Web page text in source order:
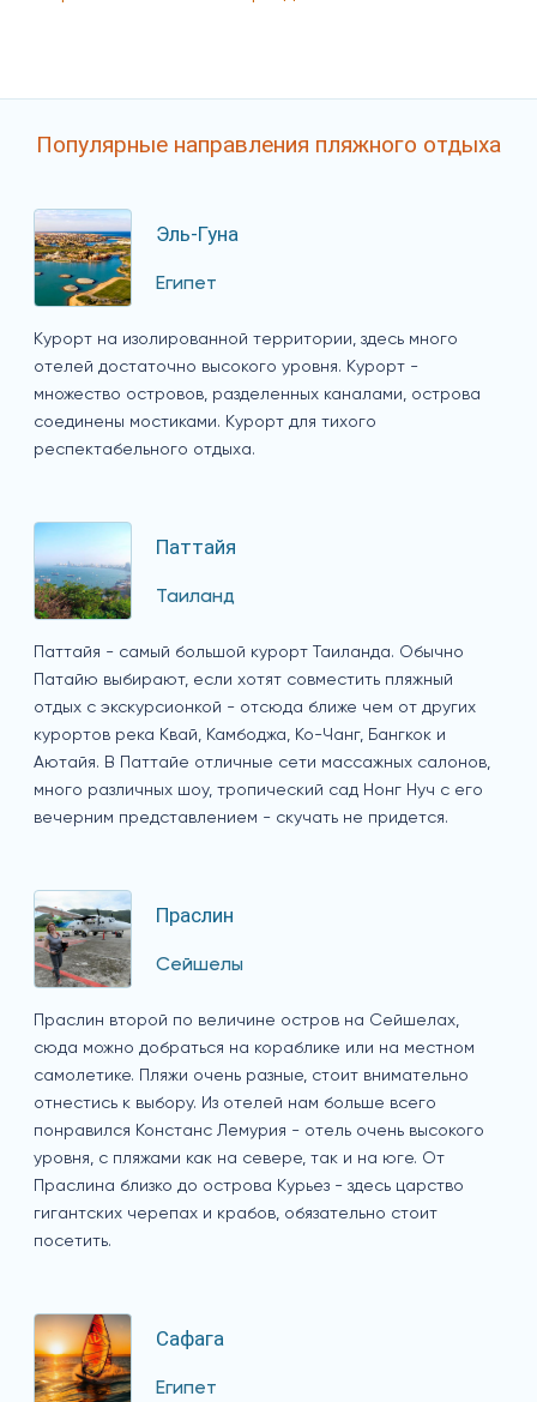
Популярные направления пляжного отдыха
Эль-Гуна
Египет
Курорт на изолированной территории, здесь много
отелей достаточно высокого уровня. Курорт -
множество островов, разделенных каналами, острова
соединены мостиками. Курорт для тихого
респектабельного отдыха.
Паттайя
Таиланд
Паттайя - самый большой курорт Таиланда. Обычно
Патайю выбирают, если хотят совместить пляжный
отдых с экскурсионкой - отсюда ближе чем от других
курортов река Квай, Камбоджа, Ко-Чанг, Бангкок и
Аютайя. В Паттайе отличные сети массажных салонов,
много различных шоу, тропический сад Нонг Нуч с его
вечерним представлением - скучать не придется.
Праслин
Сейшелы
Праслин второй по величине остров на Сейшелах,
сюда можно добраться на кораблике или на местном
самолетике. Пляжи очень разные, стоит внимательно
отнестись к выбору. Из отелей нам больше всего
понравился Констанс Лемурия - отель очень высокого
уровня, с пляжами как на севере, так и на юге. От
Праслина близко до острова Курьез - здесь царство
гигантских черепах и крабов, обязательно стоит
посетить.
Сафага
Египет